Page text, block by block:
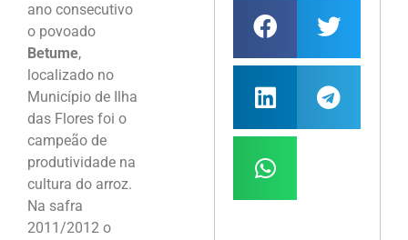
ano consecutivo
o povoado
Betume,
localizado no
Município de Ilha
das Flores foi o
campeão de
produtividade na
cultura do arroz.
Na safra
2011/2012 o